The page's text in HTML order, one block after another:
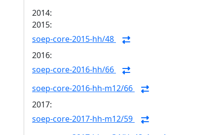
2014:
2015:
soep-core-2015-hh/48
2016:
soep-core-2016-hh/66
soep-core-2016-hh-m12/66
2017:
soep-core-2017-hh-m12/59